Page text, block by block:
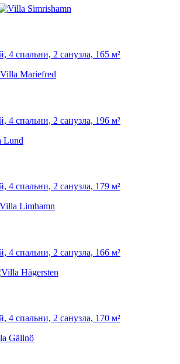
4 спальни, 2 санузла, 165 м²
4 спальни, 2 санузла, 196 м²
4 спальни, 2 санузла, 179 м²
4 спальни, 2 санузла, 166 м²
4 спальни, 2 санузла, 170 м²